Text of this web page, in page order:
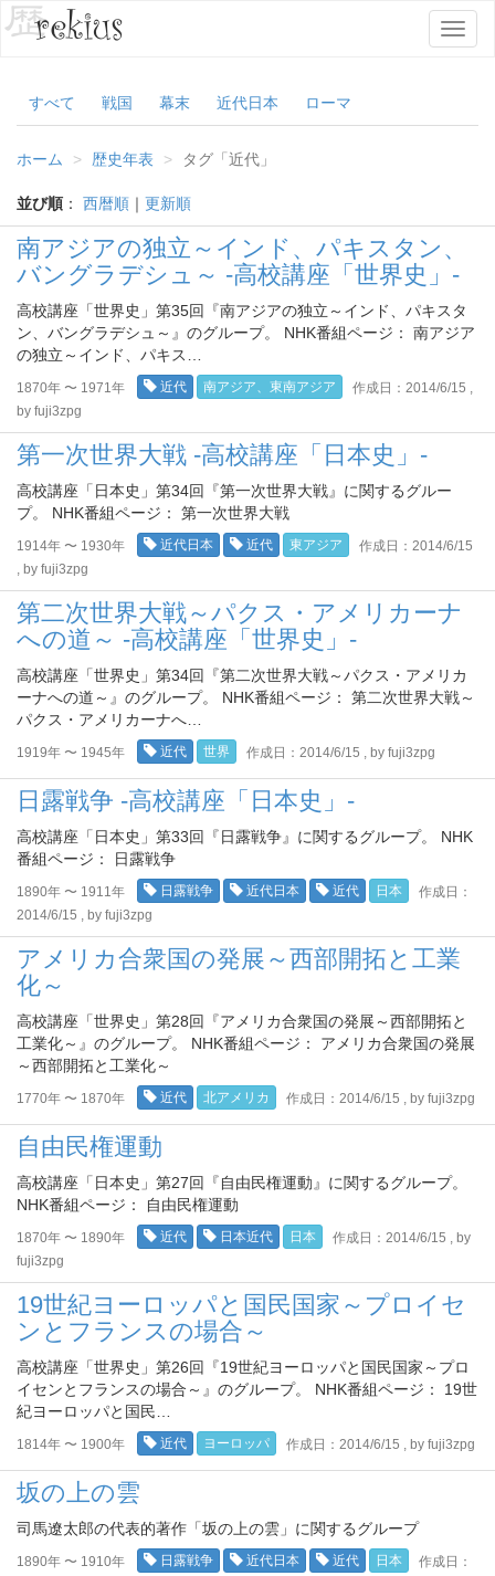
T
o
i
a
i
o
すべて 戦国 幕末 近代日本 ローマ
ホーム 歴史年表 タグ「近代」
並び順 ： 西暦順 ｜ 更新順
南アジアの独立～インド、パキスタン、
バングラデシュ～ -高校講座「世界史」-
高校講座「世界史」第35回『南アジアの独立～インド、パキスタ
ン、バングラデシュ～』のグループ。 NHK番組ページ： 南アジア
の独立～インド、パキス…
1870年 〜 1971年 近代 南アジア、東南アジア
作成日：2014/6/15 ,
by fuji3zpg
第一次世界大戦 -高校講座「日本史」-
高校講座「日本史」第34回『第一次世界大戦』に関するグルー
プ。 NHK番組ページ： 第一次世界大戦
1914年 〜 1930年 近代日本 近代 東アジア
作成日：2014/6/15
, by fuji3zpg
第二次世界大戦～パクス・アメリカーナ
への道～ -高校講座「世界史」-
高校講座「世界史」第34回『第二次世界大戦～パクス・アメリカ
ーナへの道～』のグループ。 NHK番組ページ： 第二次世界大戦～
パクス・アメリカーナへ…
1919年 〜 1945年 近代 世界 作成日：2014/6/15 , by fuji3zpg
日露戦争 -高校講座「日本史」-
高校講座「日本史」第33回『日露戦争』に関するグループ。 NHK
番組ページ： 日露戦争
1890年 〜 1911年 日露戦争 近代日本 近代 日本
作成日：
2014/6/15 , by fuji3zpg
アメリカ合衆国の発展～西部開拓と工業
化～
高校講座「世界史」第28回『アメリカ合衆国の発展～西部開拓と
工業化～』のグループ。 NHK番組ページ： アメリカ合衆国の発展
～西部開拓と工業化～
1770年 〜 1870年 近代 北アメリカ 作成日：2014/6/15 , by fuji3zpg
自由民権運動
高校講座「日本史」第27回『自由民権運動』に関するグループ。
NHK番組ページ： 自由民権運動
1870年 〜 1890年 近代 日本近代 日本
作成日：2014/6/15 , by
fuji3zpg
19世紀ヨーロッパと国民国家～プロイセ
ンとフランスの場合～
高校講座「世界史」第26回『19世紀ヨーロッパと国民国家～プロ
イセンとフランスの場合～』のグループ。 NHK番組ページ： 19世
紀ヨーロッパと国民…
1814年 〜 1900年 近代 ヨーロッパ 作成日：2014/6/15 , by fuji3zpg
坂の上の雲
司馬遼太郎の代表的著作「坂の上の雲」に関するグループ
1890年 〜 1910年 日露戦争 近代日本 近代 日本
作成日：